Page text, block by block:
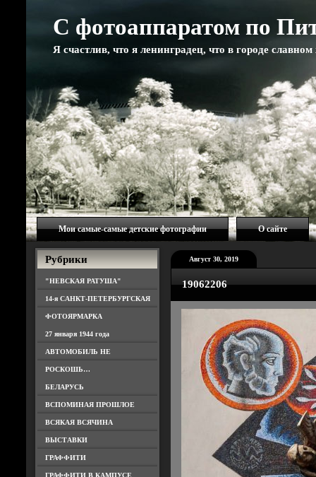
С фотоаппаратом по
Я счастлив, что я ленинградец, что в городе
Мои самые-самые детские фотографии О сайте
Рубрики
"НЕВСКАЯ РАТУША"
14-я САНКТ-ПЕТЕРБУРГСКАЯ
ФОТОЯРМАРКА
27 января 1944 года
АВТОМОБИЛЬ НЕ
РОСКОШЬ…
БЕЛАРУСЬ
ВСПОМИНАЯ ПРОШЛОЕ
ВСЯКАЯ ВСЯЧИНА
ВЫСТАВКИ
ГРАФФИТИ
ГРАФФИТИ В КАМПУСЕ
Август 30, 2019
19062206